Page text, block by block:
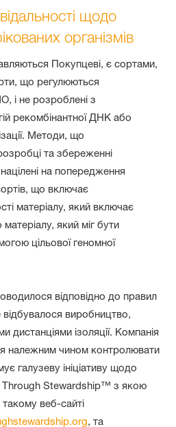
щодо
організмів
Покупцеві, є сортами,
що регулюються
і не розроблені з
рекомбінантної ДНК або
Методи, що
та збереженні
на попередження
що включає
матеріалу, який включає
який міг бути
цільової геномної
відповідно до правил
відбувалося виробництво,
дистанціями ізоляції. Компанія
належним чином контролювати
галузеву ініціативу щодо
Through Stewardship™ з якою
веб-сайті
, та